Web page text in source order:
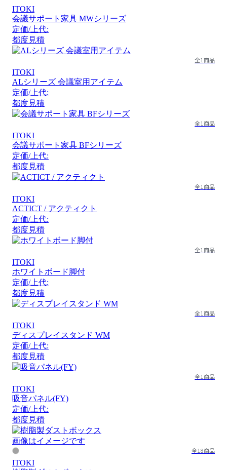
ITOKI
会議サポート家具 MWシリーズ
定価/上代:
都度見積
全1商品
ITOKI
ALシリーズ 会議室用アイテム
定価/上代:
都度見積
全1商品
ITOKI
会議サポート家具 BFシリーズ
定価/上代:
都度見積
全1商品
ITOKI
ACTICT / アクティクト
定価/上代:
都度見積
全1商品
ITOKI
ホワイトボード脚付
定価/上代:
都度見積
全1商品
ITOKI
ディスプレイスタンド WM
定価/上代:
都度見積
全1商品
ITOKI
吸音パネル(FY)
定価/上代:
都度見積
画像はイメージです
全18商品
ITOKI